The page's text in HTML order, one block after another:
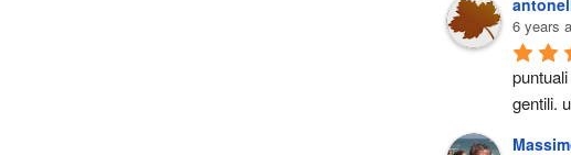
6 years
gentili.